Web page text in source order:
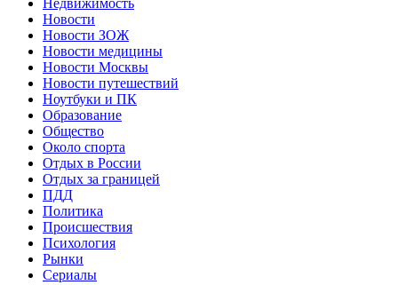
Новости
Новости ЗОЖ
Новости медицины
Новости Москвы
Новости путешествий
Ноутбуки и ПК
Образование
Общество
Около спорта
Отдых в России
Отдых за границей
ПДД
Политика
Происшествия
Психология
Рынки
Сериалы